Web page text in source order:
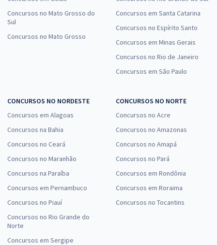
Concursos no Mato Grosso do
Sul
Concursos no Mato Grosso
Concursos em Santa Catarina
Concursos no Espírito Santo
Concursos em Minas Gerais
Concursos no Rio de Janeiro
Concursos em São Paulo
CONCURSOS NO NORDESTE
Concursos em Alagoas
Concursos na Bahia
Concursos no Ceará
Concursos no Maranhão
Concursos na Paraíba
Concursos em Pernambuco
Concursos no Piauí
Concursos no Rio Grande do
Norte
Concursos em Sergipe
CONCURSOS NO NORTE
Concursos no Acre
Concursos no Amazonas
Concursos no Amapá
Concursos no Pará
Concursos em Rondônia
Concursos em Roraima
Concursos no Tocantins